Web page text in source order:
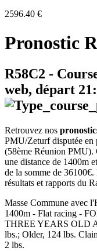
2596.40 €
Pronostic
R58C2 -
web, départ
Retrouvez nos
PMU/Zeturf disputée en
(58ème Réunion PMU).
une distance de 1400m
de la somme de 36100€.
résultats et rapports du
Masse Commune avec
1400m - Flat racing -
THREE YEARS OLD
lbs.; Older, 124 lbs.
2 lbs.